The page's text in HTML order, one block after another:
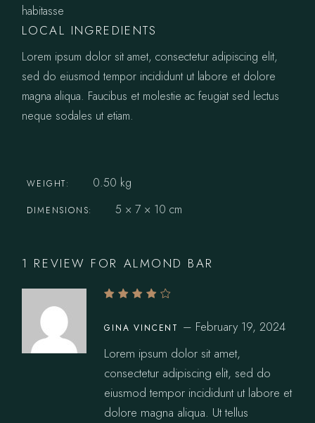
habitasse
LOCAL INGREDIENTS
Lorem ipsum dolor sit amet, consectetur adipiscing elit,
sed do eiusmod tempor incididunt ut labore et dolore
magna aliqua. Faucibus et molestie ac feugiat sed lectus
neque sodales ut etiam.
WEIGHT 0.50 kg
DIMENSIONS 5 × 7 × 10 cm
1 REVIEW FOR ALMOND BAR
GINA VINCENT – February 19, 2024
Lorem ipsum dolor sit amet,
consectetur adipiscing elit, sed do
eiusmod tempor incididunt ut labore et
dolore magna aliqua. Ut tellus